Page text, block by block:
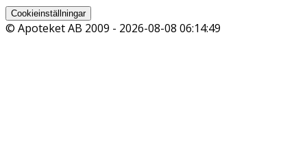
Cookieinställningar
© Apoteket AB 2009 - 2026-08-08 06:14:49